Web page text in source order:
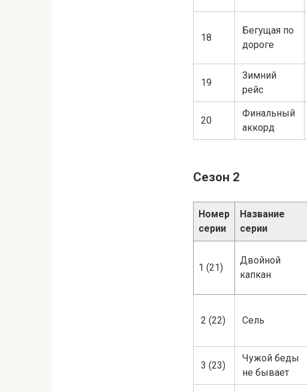
18
Бегущая по
дороге
19
Зимний
рейс
20
Финальный
аккорд
Сезон 2
Номер
серии
Название
серии
1 (21)
Двойной
капкан
2 (22) Сель
3 (23)
Чужой беды
не бывает